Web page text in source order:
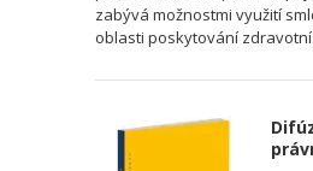
zabývá možnostmi využití
oblasti poskytování